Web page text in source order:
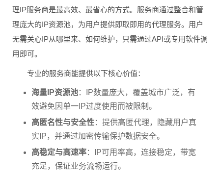
理IP服务商是最高效、最省心的方式。服务商通过整合和管
理庞大的IP资源池，为用户提供即取即用的代理服务。用户
无需关心IP从哪里来、如何维护，只需通过API或专用软件调
用即可。
专业的服务商能提供以下核心价值：
海量IP资源池：IP数量庞大，覆盖城市广泛，有
效避免因单一IP过度使用而被限制。
高匿名性与安全性：提供高匿代理，隐藏用户真
实IP，并通过加密传输保护数据安全。
高稳定与高速率：IP可用率高，连接稳定，带宽
充足，保证业务流畅运行。